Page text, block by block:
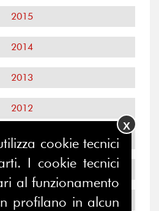
2015
2014
2013
2012
2011
2010
2009
cookie tecnici
I cookie tecnici
al funzionamento
profilano in alcun
X